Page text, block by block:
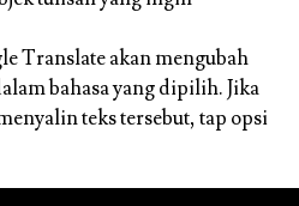
Translate akan mengubah
bahasa yang dipilih. Jika
teks tersebut, tap opsi